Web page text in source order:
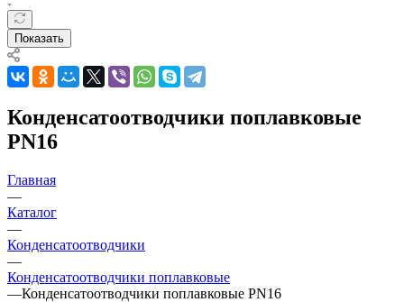
Показать
Конденсатоотводчики поплавковые
PN16
Главная
—
Каталог
—
Конденсатоотводчики
—
Конденсатоотводчики поплавковые
—Конденсатоотводчики поплавковые PN16